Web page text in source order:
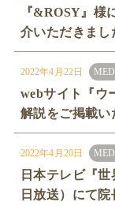
『&ROSY』様
介いただきまし
2022年4月22日
webサイト『ウ
解説をご掲載い
2022年4月20日
日本テレビ『
日放送）にて